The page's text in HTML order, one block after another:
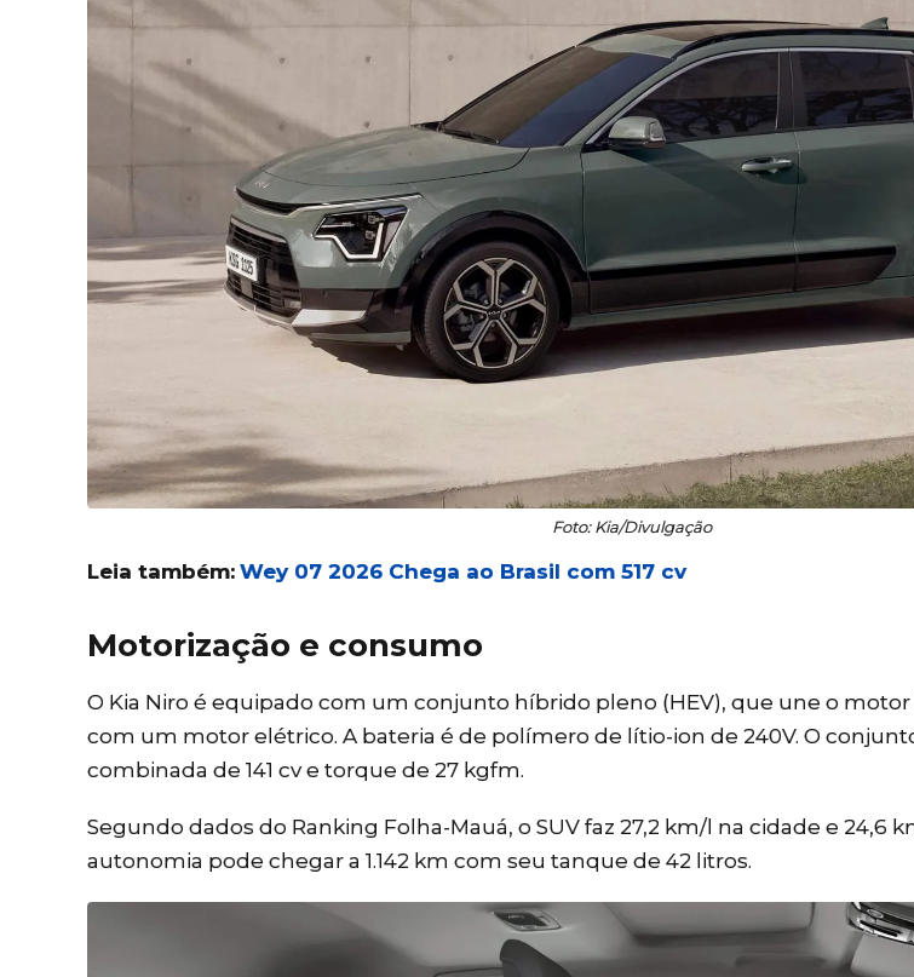
Foto: Kia/Divulgação
Leia também: Wey 07 2026 Chega ao Brasil com 517 cv
Motorização e consumo
O Kia Niro é equipado com um conjunto híbrido pleno (HEV), que une o motor
com um motor elétrico. A bateria é de polímero de lítio-ion de 240V. O
combinada de 141 cv e torque de 27 kgfm.
Segundo dados do Ranking Folha-Mauá, o SUV faz 27,2 km/l na cidade e 24,6
autonomia pode chegar a 1.142 km com seu tanque de 42 litros.